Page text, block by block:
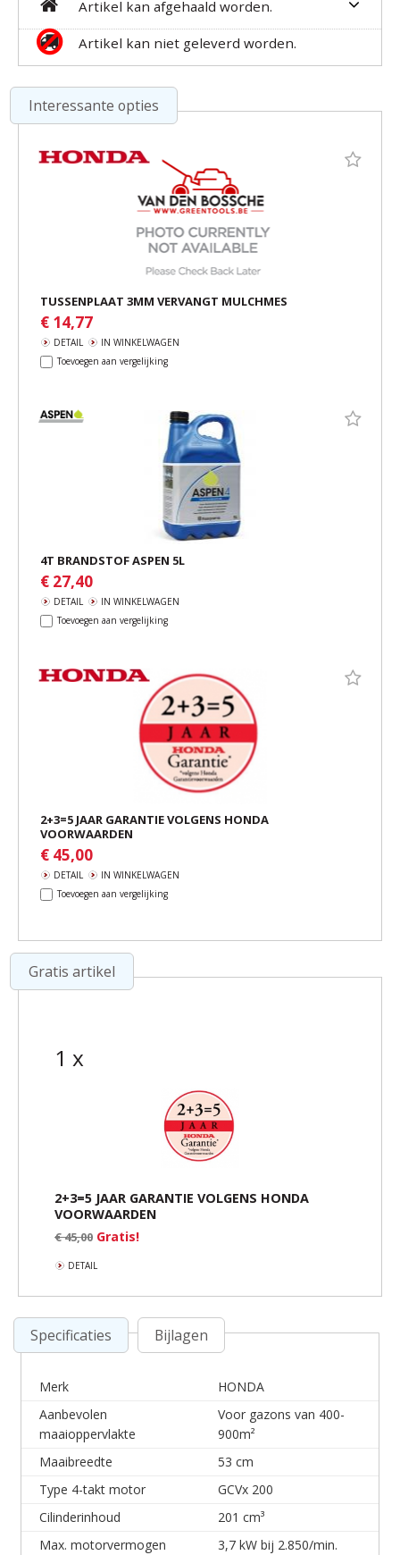
Artikel kan afgehaald worden.
Artikel kan niet geleverd worden.
Interessante opties
TUSSENPLAAT 3MM VERVANGT MULCHMES
€ 14,77
DETAIL
IN WINKELWAGEN
Toevoegen aan vergelijking
4T BRANDSTOF ASPEN 5L
€ 27,40
DETAIL
IN WINKELWAGEN
Toevoegen aan vergelijking
2+3=5 JAAR GARANTIE VOLGENS HONDA
VOORWAARDEN
€ 45,00
DETAIL
IN WINKELWAGEN
Toevoegen aan vergelijking
Gratis artikel
1 x
2+3=5 JAAR GARANTIE VOLGENS HONDA
VOORWAARDEN
€ 45,00 Gratis!
DETAIL
Specificaties Bijlagen
Merk
HONDA
Aanbevolen
maaioppervlakte
Voor gazons van 400-
900m²
Maaibreedte
53 cm
Type 4-takt motor
GCVx 200
Cilinderinhoud
201 cm³
Max. motorvermogen
3,7 kW bij 2.850/min.